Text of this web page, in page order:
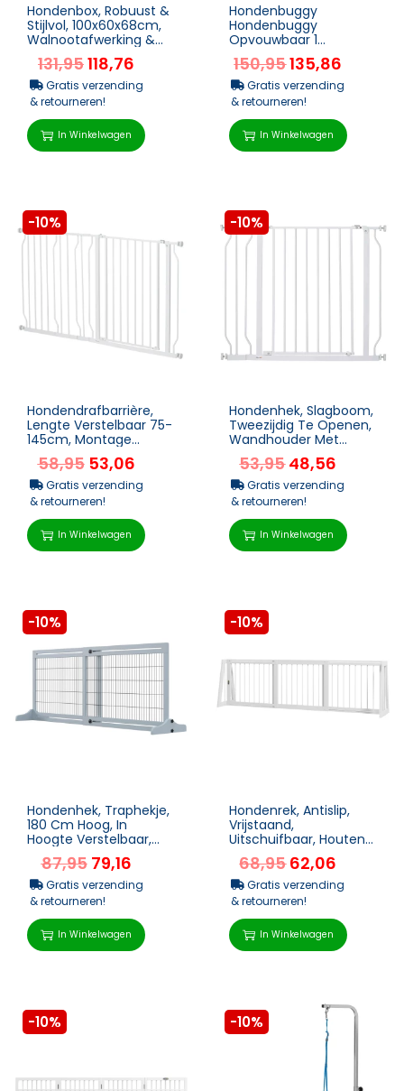
Hondenbox, Robuust &
Stijlvol, 100x60x68cm,
Walnootafwerking &
Zwart
131,95118,76
Gratis verzending
& retourneren!
In Winkelwagen
Hondenbuggy
Hondenbuggy
Opvouwbaar 1
Opbergmand 112cm X
65cm X 100cm Grijs
150,95135,86
Gratis verzending
& retourneren!
In Winkelwagen
-10%
Hondendrafbarrière,
Lengte Verstelbaar 75-
145cm, Montage
Zonder Boren, Stalen
Frame, Wit
58,95 53,06
Gratis verzending
& retourneren!
In Winkelwagen
-10%
Hondenhek, Slagboom,
Tweezijdig Te Openen,
Wandhouder Met
Drukknopen,
Verstelbaar 75 Cm Tot
95 Cm, ...
53,9548,56
Gratis verzending
& retourneren!
In Winkelwagen
-10%
Hondenhek, Traphekje,
180 Cm Hoog, In
Hoogte Verstelbaar,
Grijs + Zwart
87,95 79,16
Gratis verzending
& retourneren!
In Winkelwagen
-10%
Hondenrek, Antislip,
Vrijstaand,
Uitschuifbaar, Houten
Frame, 71-
190×38,5x56cm, Wit
68,9562,06
Gratis verzending
& retourneren!
In Winkelwagen
-10% -10%